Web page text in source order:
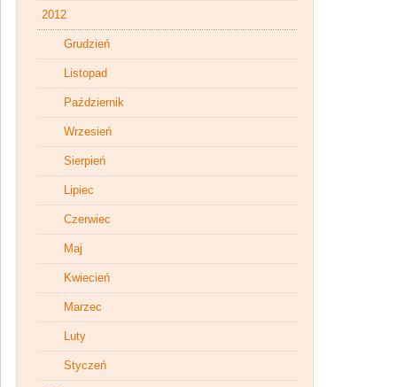
2012
Grudzień
Listopad
Październik
Wrzesień
Sierpień
Lipiec
Czerwiec
Maj
Kwiecień
Marzec
Luty
Styczeń